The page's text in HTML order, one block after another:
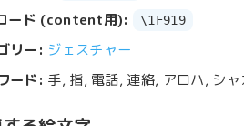
ード (content用): \1F919
リー: ジェスチャー
ード: 手, 指, 電話, 連絡, アロハ, シ